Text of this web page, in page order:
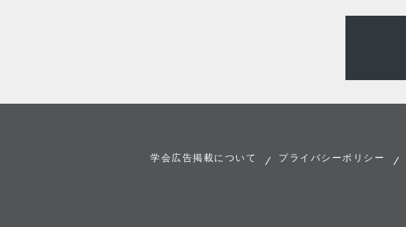
学会広告掲載について プライバシーポリシー